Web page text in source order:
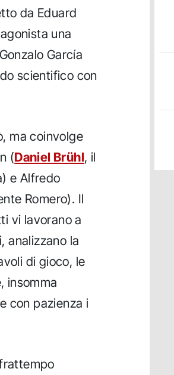
da Eduard
una
García
scientifico con
ma coinvolge
(Daniel Brühl, il
e Alfredo
Romero). Il
vi lavorano a
analizzano la
di gioco, le
insomma
con pazienza i